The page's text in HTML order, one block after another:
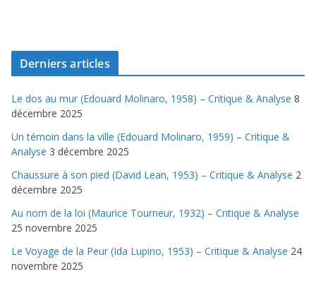
Derniers articles
Le dos au mur (Edouard Molinaro, 1958) – Critique & Analyse 8
décembre 2025
Un témoin dans la ville (Edouard Molinaro, 1959) – Critique &
Analyse 3 décembre 2025
Chaussure à son pied (David Lean, 1953) – Critique & Analyse 2
décembre 2025
Au nom de la loi (Maurice Tourneur, 1932) – Critique & Analyse
25 novembre 2025
Le Voyage de la Peur (Ida Lupino, 1953) – Critique & Analyse 24
novembre 2025